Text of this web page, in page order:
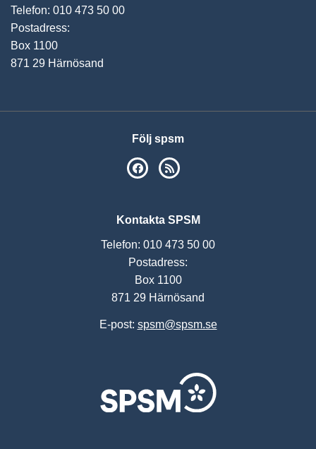
Telefon: 010 473 50 00
Postadress:
Box 1100
871 29 Härnösand
Följ spsm
SPSM på Facebook
Kontakta SPSM
Telefon: 010 473 50 00
Postadress:
Box 1100
871 29 Härnösand
E-post: spsm@spsm.se